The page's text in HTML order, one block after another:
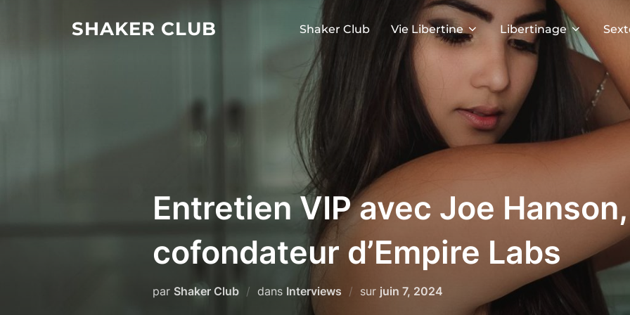
SHAKER CLUB Shaker Club Vie Libertine Libertinage
Entretien VIP avec Joe Hanson,
cofondateur d’Empire Labs
par Shaker Club dans Interviews sur Publié
juin 7, 2024